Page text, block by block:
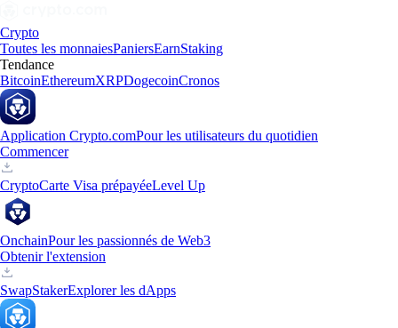
Crypto
Toutes les monnaiesPaniersEarnStaking
Tendance
BitcoinEthereumXRPDogecoinCronos
Application Crypto.comPour les utilisateurs du quotidien
Commencer
CryptoCarte Visa prépayéeLevel Up
OnchainPour les passionnés de Web3
Obtenir l'extension
SwapStakerExplorer les dApps